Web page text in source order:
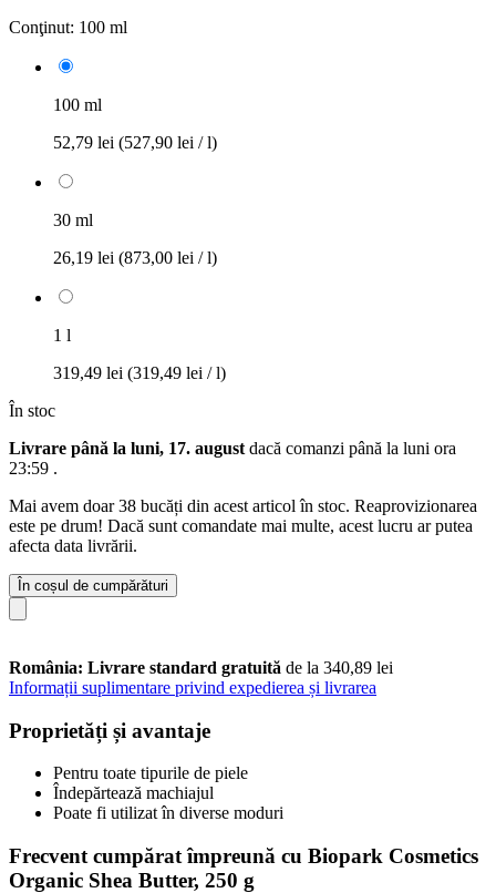
Conţinut: 100 ml
100 ml
52,79 lei (527,90 lei / l)
30 ml
26,19 lei (873,00 lei / l)
1 l
319,49 lei (319,49 lei / l)
În stoc
Livrare până la luni, 17. august dacă comanzi până la luni ora
23:59 .
Mai avem doar 38 bucăți din acest articol în stoc. Reaprovizionarea
este pe drum! Dacă sunt comandate mai multe, acest lucru ar putea
afecta data livrării.
În coșul de cumpărături
România: Livrare standard gratuită de la 340,89 lei
Informații suplimentare privind expedierea și livrarea
Proprietăți și avantaje
Pentru toate tipurile de piele
Îndepărtează machiajul
Poate fi utilizat în diverse moduri
Frecvent cumpărat împreună cu Biopark Cosmetics
Organic Shea Butter, 250 g